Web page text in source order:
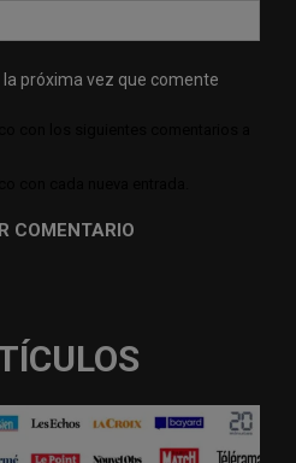
web:
próxima vez que comente